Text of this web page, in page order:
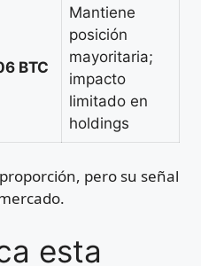
BTC
Mantiene
posición
mayoritaria;
impacto
limitado en
holdings
pero su señal
esta